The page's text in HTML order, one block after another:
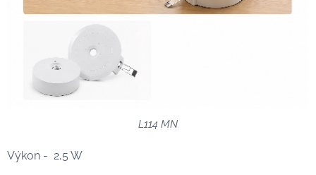
L114 MN
Výkon - 2,5 W